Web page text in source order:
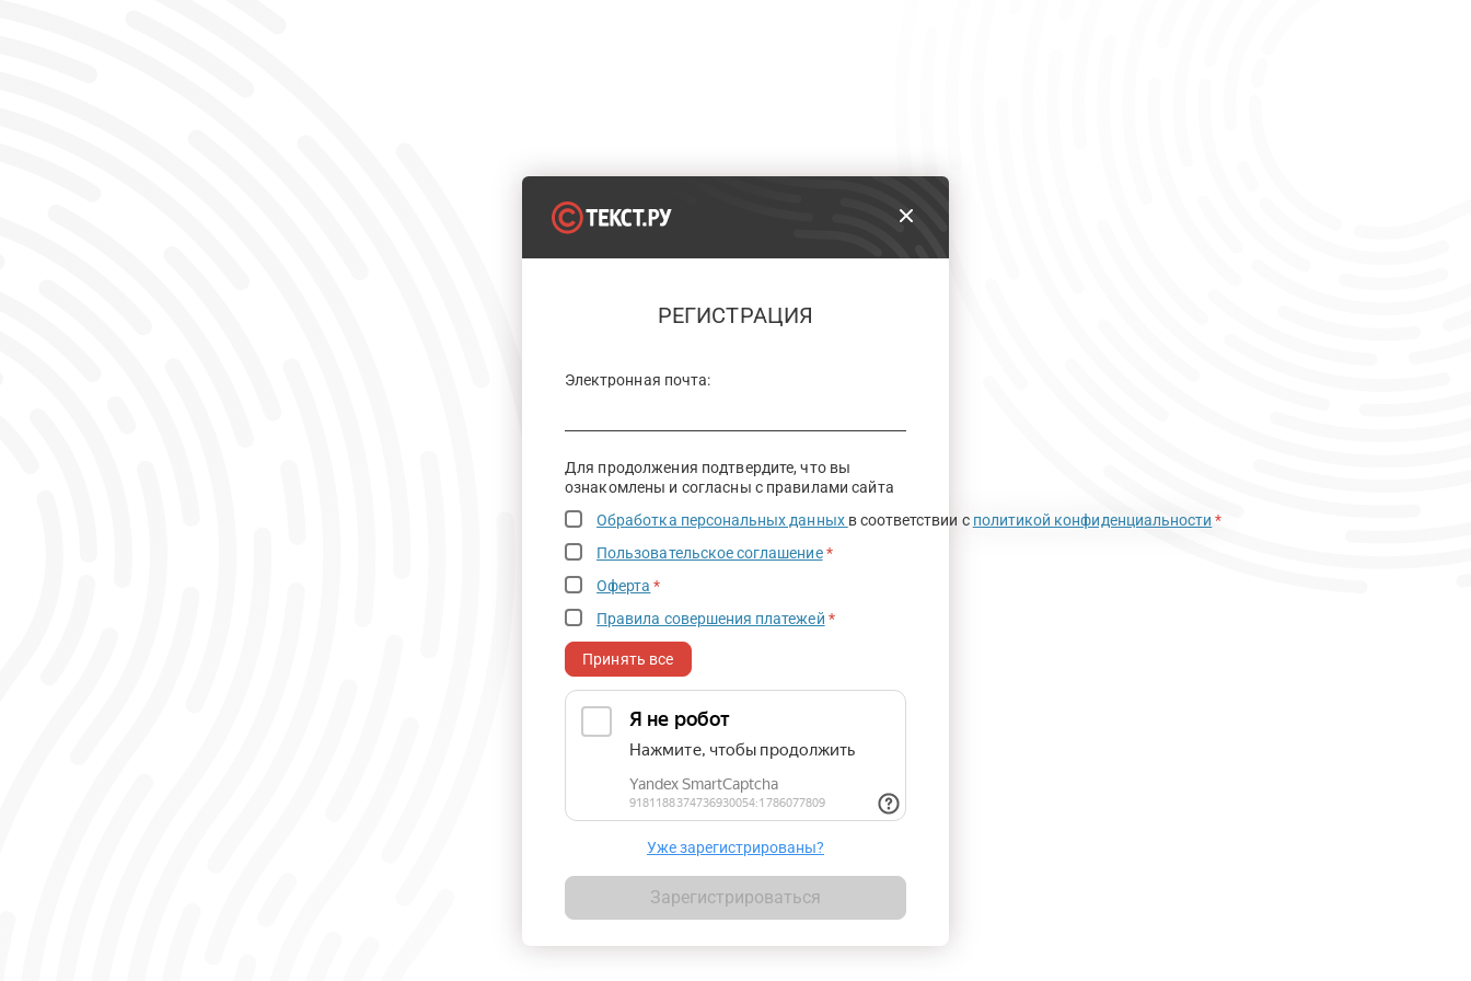
РЕГИСТРАЦИЯ
Электронная почта:
Для продолжения подтвердите, что вы
ознакомлены и согласны с правилами сайта
Обработка персональных данных в соответствии с политикой конфиденциальности *
Пользовательское соглашение *
Оферта *
Правила совершения платежей *
Принять все
Уже зарегистрированы?
Зарегистрироваться